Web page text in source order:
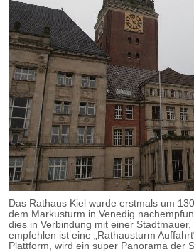
Das Rathaus Kiel wurde erstmals um
dem Markusturm in Venedig
dies in Verbindung mit einer
empfehlen ist eine „Rathausturm
Plattform, wird ein super Panorama der